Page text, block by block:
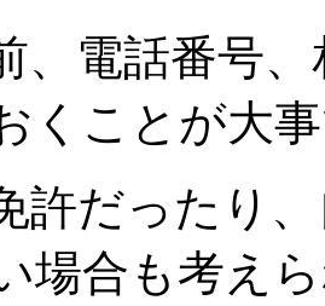
、電話番号
くことが大
許だったり
場合も考え